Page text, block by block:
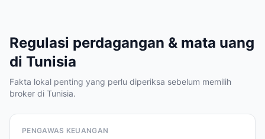
Regulasi perdagangan & mata uang
di Tunisia
Fakta lokal penting yang perlu diperiksa sebelum memilih
broker di Tunisia.
PENGAWAS KEUANGAN